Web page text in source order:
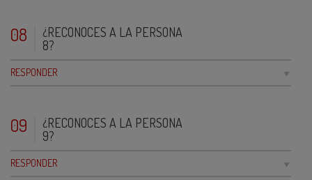
08
¿RECONOCES A LA PERSONA
8?
RESPONDER
09
¿RECONOCES A LA PERSONA
9?
RESPONDER